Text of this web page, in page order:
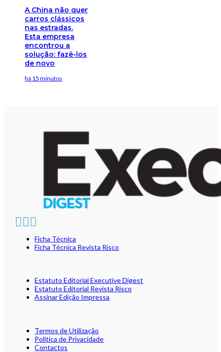
A China não quer
carros clássicos
nas estradas.
Esta empresa
encontrou a
solução: fazê-los
de novo
há 15 minutos
Ficha Técnica
Ficha Técnica Revista Risco
Estatuto Editorial Executive Digest
Estatuto Editorial Revista Risco
Assinar Edição Impressa
Termos de Utilização
Política de Privacidade
Contactos